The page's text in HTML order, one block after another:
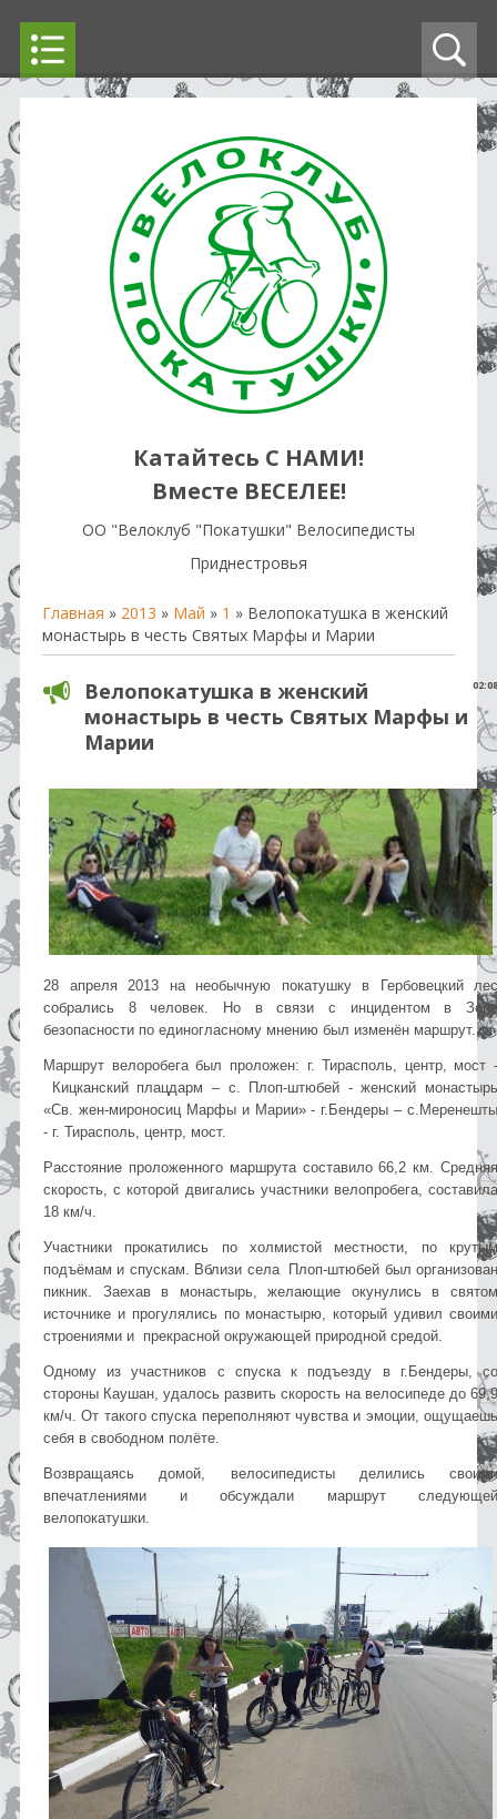
Катайтесь С НАМИ!
Вместе ВЕСЕЛЕЕ!
OO "Велоклуб "Покатушки" Велосипедисты
Приднестровья
Главная » 2013 » Май » 1 » Велопокатушка в женский
монастырь в честь Святых Марфы и Марии
02:08
Велопокатушка в женский
монастырь в честь Святых Марфы и
Марии
28 апреля 2013 на необычную покатушку в Гербовецкий лес
собрались 8 человек. Но в связи с инцидентом в Зоне
безопасности по единогласному мнению был изменён маршрут.
Маршрут велоробега был проложен: г. Тирасполь, центр, мост -
Кицканский плацдарм – с. Плоп-штюбей - женский монастырь
«Св. жен-мироносиц Марфы и Марии» - г.Бендеры – с.Меренешты
- г. Тирасполь, центр, мост.
Расстояние проложенного маршрута составило 66,2 км. Средняя
скорость, с которой двигались участники велопробега, составила
18 км/ч.
Участники прокатились по холмистой местности, по крутым
подъёмам и спускам. Вблизи села Плоп-штюбей был организован
пикник. Заехав в монастырь, желающие окунулись в святом
источнике и прогулялись по монастырю, который удивил своими
строениями и прекрасной окружающей природной средой.
Одному из участников с спуска к подъезду в г.Бендеры, со
стороны Каушан, удалось развить скорость на велосипеде до 69,9
км/ч. От такого спуска переполняют чувства и эмоции, ощущаешь
себя в свободном полёте.
Возвращаясь домой, велосипедисты делились своими
впечатлениями и обсуждали маршрут следующей
велопокатушки.